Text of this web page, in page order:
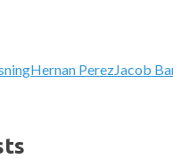
Hernan PerezJacob